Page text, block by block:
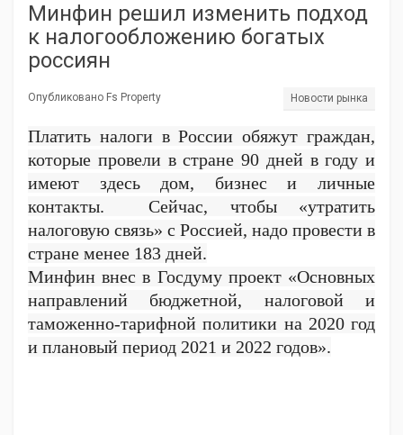
Минфин решил изменить подход
к налогообложению богатых
россиян
Опубликовано Fs Property Новости рынка
Платить налоги в России обяжут граждан,
которые провели в стране 90 дней в году и
имеют здесь дом, бизнес и личные
контакты. Сейчас, чтобы «утратить
налоговую связь» с Россией, надо провести в
стране менее 183 дней.
Минфин внес в Госдуму проект «Основных
направлений бюджетной, налоговой и
таможенно-тарифной политики на 2020 год
и плановый период 2021 и 2022 годов».